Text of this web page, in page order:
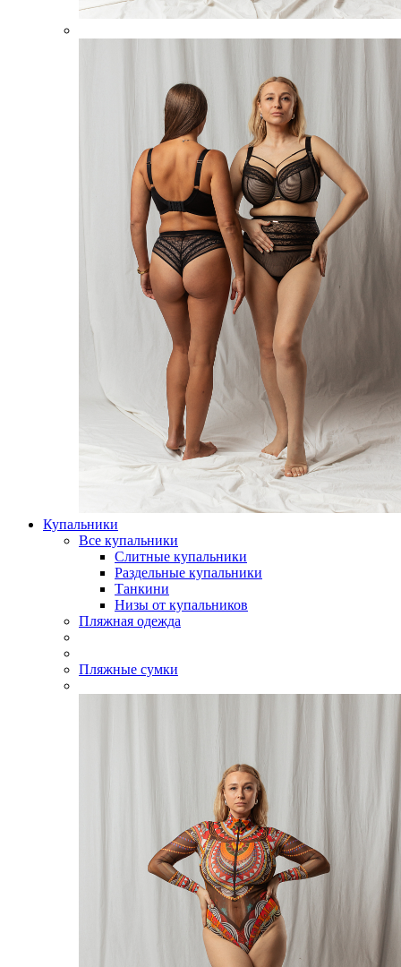
Купальники
Все купальники
Слитные купальники
Раздельные купальники
Танкини
Низы от купальников
Пляжная одежда
Пляжные сумки